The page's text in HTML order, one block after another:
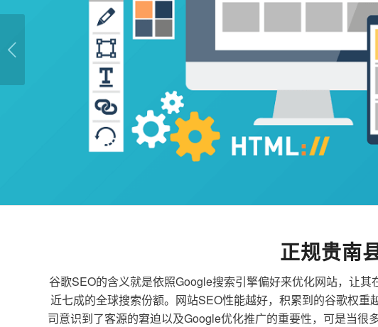
正规贵南
谷歌SEO的含义就是依照Google搜索引擎偏好来优化网站，让
近七成的全球搜索份额。网站SEO性能越好，积累到的谷歌权
司意识到了客源的窘迫以及Google优化推广的重要性，可是当